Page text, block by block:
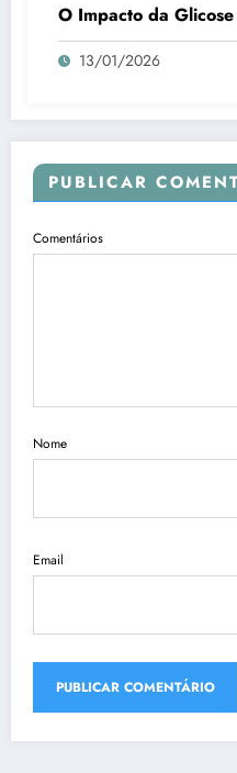
O Impacto da
13/01/2026
PUBLICAR
Comentários
Nome
Email